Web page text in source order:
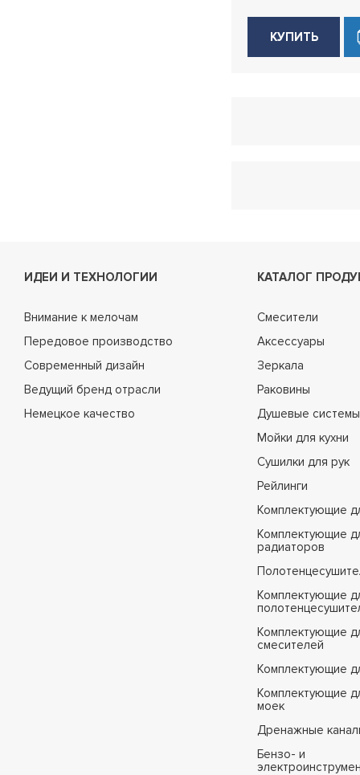
КУПИТЬ
ИДЕИ И ТЕХНОЛОГИИ
Внимание к мелочам
Передовое производство
Современный дизайн
Ведущий бренд отрасли
Немецкое качество
КАТАЛОГ
Смесители
Аксессуары
Зеркала
Раковины
Душевые системы
Мойки для кухни
Сушилки для рук
Рейлинги
Комплектующие
Комплектующие
радиаторов
Комплектующие
Комплектующие
смесителей
Комплектующие
Комплектующие
моек
Дренажные
Бензо- и